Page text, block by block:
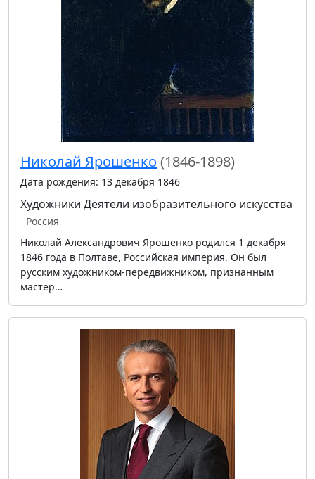
Николай Ярошенко (1846-1898)
Дата рождения: 13 декабря 1846
Художники Деятели изобразительного искусства
Россия
Николай Александрович Ярошенко родился 1 декабря
1846 года в Полтаве, Российская империя. Он был
русским художником-передвижником, признанным
мастер…